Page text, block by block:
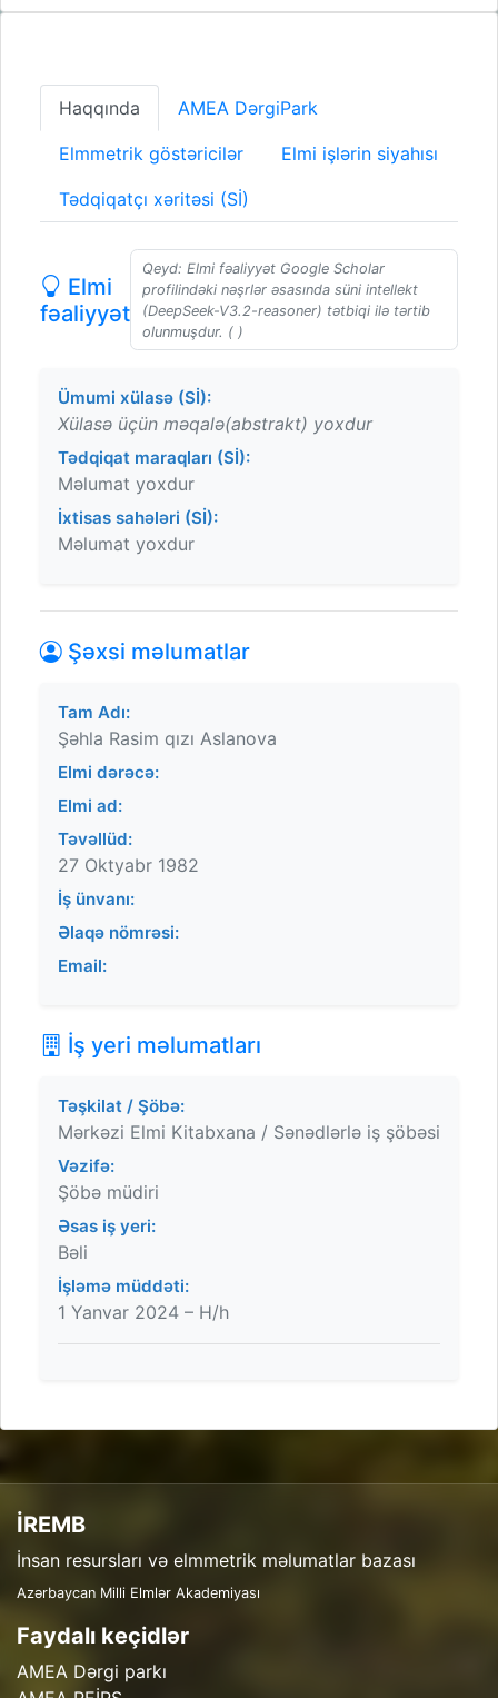
Haqqında AMEA DərgiPark
Elmmetrik göstəricilər Elmi işlərin siyahısı
Tədqiqatçı xəritəsi (Sİ)
Elmi
fəaliyyət
Qeyd: Elmi fəaliyyət Google Scholar
profilindəki nəşrlər əsasında süni intellekt
(DeepSeek-V3.2-reasoner) tətbiqi ilə tərtib
olunmuşdur. ( )
Ümumi xülasə (Sİ):
Xülasə üçün məqalə(abstrakt) yoxdur
Tədqiqat maraqları (Sİ):
Məlumat yoxdur
İxtisas sahələri (Sİ):
Məlumat yoxdur
Şəxsi məlumatlar
Tam Adı:
Şəhla Rasim qızı Aslanova
Elmi dərəcə:
Elmi ad:
Təvəllüd:
27 Oktyabr 1982
İş ünvanı:
Əlaqə nömrəsi:
Email:
İş yeri məlumatları
Təşkilat / Şöbə:
Mərkəzi Elmi Kitabxana / Sənədlərlə iş şöbəsi
Vəzifə:
Şöbə müdiri
Əsas iş yeri:
Bəli
İşləmə müddəti:
1 Yanvar 2024 – H/h
İREMB
İnsan resursları və elmmetrik məlumatlar bazası
Azərbaycan Milli Elmlər Akademiyası
Faydalı keçidlər
AMEA Dərgi parkı